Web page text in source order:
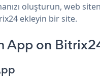
oluşturun, web
ekleyin bir site.
App on